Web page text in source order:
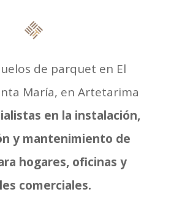
de parquet en El
María, en Artetarima
en la instalación,
y mantenimiento de
hogares, oficinas y
comerciales.